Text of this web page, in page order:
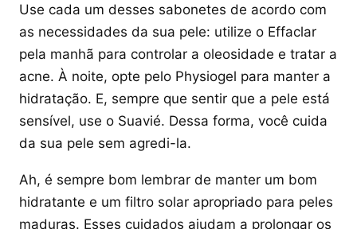
Use cada um desses sabonetes de acordo com
as necessidades da sua pele: utilize o Effaclar
pela manhã para controlar a oleosidade e tratar a
acne. À noite, opte pelo Physiogel para manter a
hidratação. E, sempre que sentir que a pele está
sensível, use o Suavié. Dessa forma, você cuida
da sua pele sem agredi-la.
Ah, é sempre bom lembrar de manter um bom
hidratante e um filtro solar apropriado para peles
maduras. Esses cuidados ajudam a prolongar os